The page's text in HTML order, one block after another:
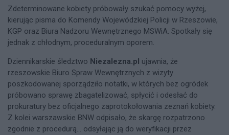
Zdeterminowane kobiety próbowały szukać pomocy wyżej,
kierując pisma do Komendy Wojewódzkiej Policji w Rzeszowie,
KGP oraz Biura Nadzoru Wewnętrznego MSWiA. Spotkały się
jednak z chłodnym, proceduralnym oporem.
Dziennikarskie śledztwo Niezalezna.pl ujawnia, że
rzeszowskie Biuro Spraw Wewnętrznych z wizyty
poszkodowanej sporządziło notatki, w których bez ogródek
próbowano sprawę zbagatelizować, spłycić i odesłać do
prokuratury bez oficjalnego zaprotokołowania zeznań kobiety.
Z kolei warszawskie BNW odpisało, że skargę rozpatrzono
zgodnie z procedurą... odsyłając ją do weryfikacji przez